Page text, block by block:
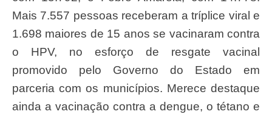
Mais 7.557 pessoas receberam a tríplice viral e
1.698 maiores de 15 anos se vacinaram contra
o HPV, no esforço de resgate vacinal
promovido pelo Governo do Estado em
parceria com os municípios. Merece destaque
ainda a vacinação contra a dengue, o tétano e